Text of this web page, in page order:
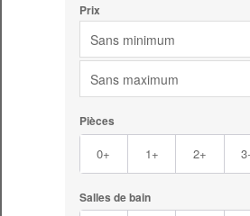
Prix
Sans minimum
Sans maximum
Pièces
0+ 1+ 2+
Salles de bain